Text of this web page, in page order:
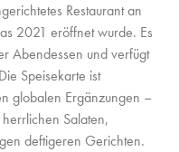
Restaurant an
2021 eröffnet wurde. Es
Abendessen und verfügt
Speisekarte ist
globalen Ergänzungen –
Salaten,
deftigeren Gerichten.